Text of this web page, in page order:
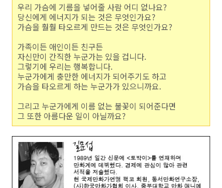
우리 가슴에 기름을 넣어줄 사람 어디 없나요?
당신에게 에너지가 되는 것은 무엇인가요?
가슴을 훨훨 타오르게 만드는 것은 무엇인가요?
가족이든 애인이든 친구든
자신만이 간직한 누군가는 있을 겁니다.
그렇기에 우리는 행복합니다.
누군가에게 충만한 에너지가 되어주기도 하고
가슴을 타오르게 하는 누군가가 있으니까요.
그리고 누군가에게 이름 없는 불꽃이 되어준다면
그 또한 아름다운 일이 아닐까요?